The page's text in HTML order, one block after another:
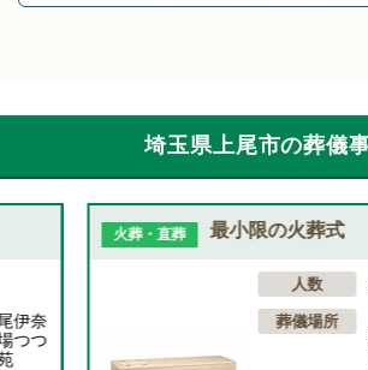
埼玉県上尾市の葬儀
伊奈
つつ
火葬・直葬 最小限の火葬式
人数
葬儀場所